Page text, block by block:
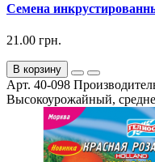
Семена
21.00 грн.
В корзину
Арт. 40-098
Высокоурожайный,